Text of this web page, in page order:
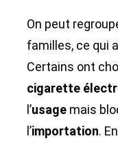
On peut
familles, ce qui
Certains ont
cigarette
l’usage mais
l’importation.